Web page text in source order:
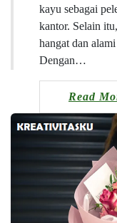
kayu sebagai
kantor. Selain
hangat dan
Dengan…
Read